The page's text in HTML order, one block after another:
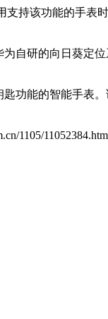
支持该功能的手
自研的向日葵定
功能的智能手表
1105/